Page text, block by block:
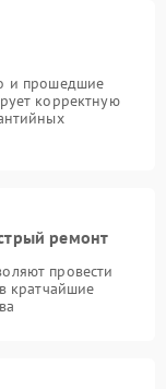
и прошедшие
корректную
ремонт
провести
кратчайшие